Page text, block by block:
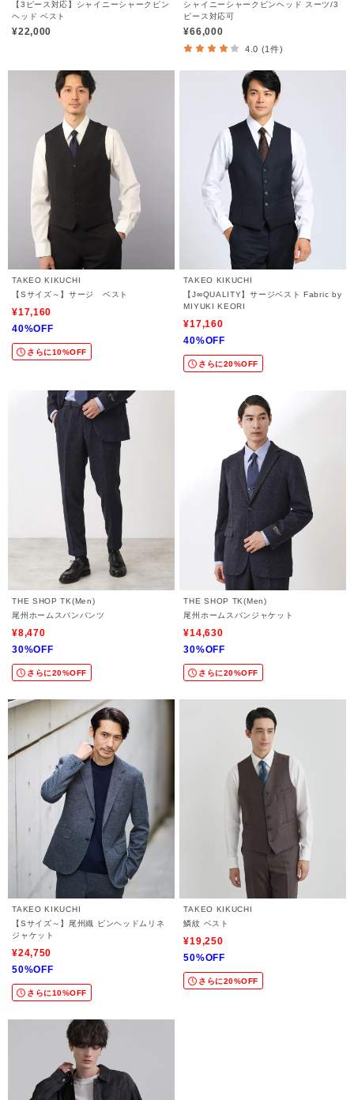
【3ピース対応】シャイニーシャークピン
ヘッド ベスト
¥22,000
シャイニーシャークピンヘッド スーツ/3
ピース対応可
¥66,000
4.0 (1件)
TAKEO KIKUCHI
【Sサイズ～】サージ ベスト
¥17,160
40%OFF
さらに10%OFF
TAKEO KIKUCHI
【J∞QUALITY】サージベスト Fabric by
MIYUKI KEORI
¥17,160
40%OFF
さらに20%OFF
THE SHOP TK(Men)
尾州ホームスパンパンツ
¥8,470
30%OFF
さらに20%OFF
THE SHOP TK(Men)
尾州ホームスパンジャケット
¥14,630
30%OFF
さらに20%OFF
TAKEO KIKUCHI
【Sサイズ～】尾州織 ピンヘッドムリネ
ジャケット
¥24,750
50%OFF
さらに10%OFF
TAKEO KIKUCHI
鱗紋 ベスト
¥19,250
50%OFF
さらに20%OFF